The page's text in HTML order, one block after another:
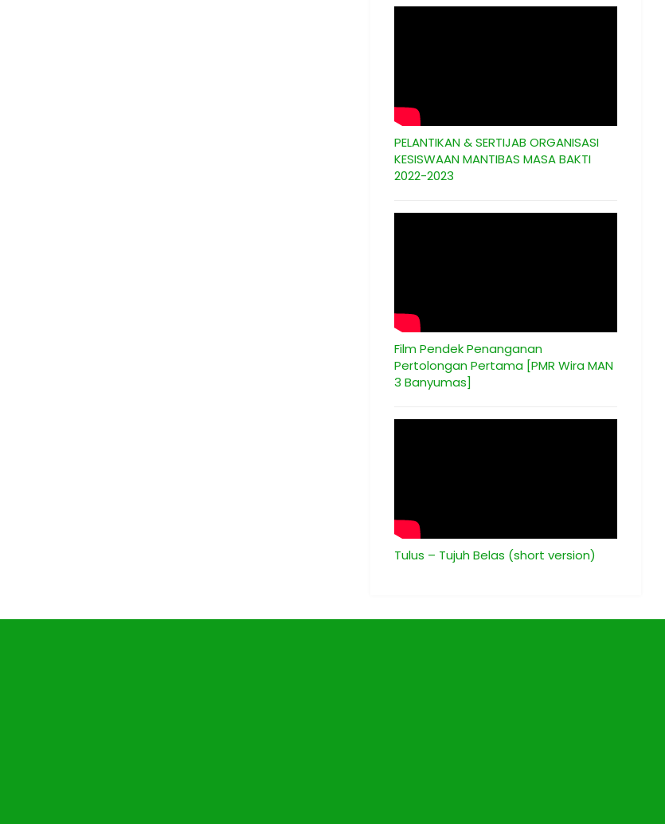
PELANTIKAN & SERTIJAB ORGANISASI
KESISWAAN MANTIBAS MASA BAKTI
2022-2023
Film Pendek Penanganan
Pertolongan Pertama [PMR Wira MAN
3 Banyumas]
Tulus – Tujuh Belas (short version)